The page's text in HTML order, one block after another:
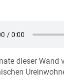
dieser